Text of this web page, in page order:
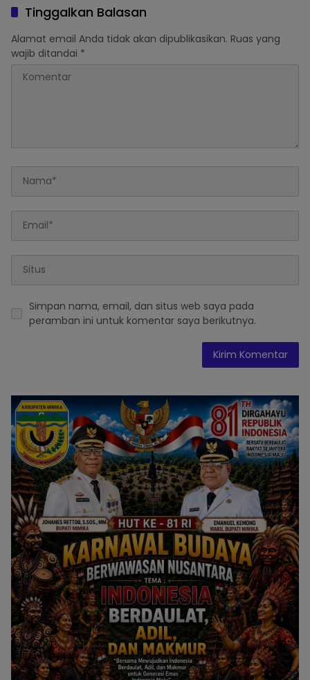
Tinggalkan Balasan
Alamat email Anda tidak akan dipublikasikan. Ruas yang
wajib ditandai *
Simpan nama, email, dan situs web saya pada
peramban ini untuk komentar saya berikutnya.